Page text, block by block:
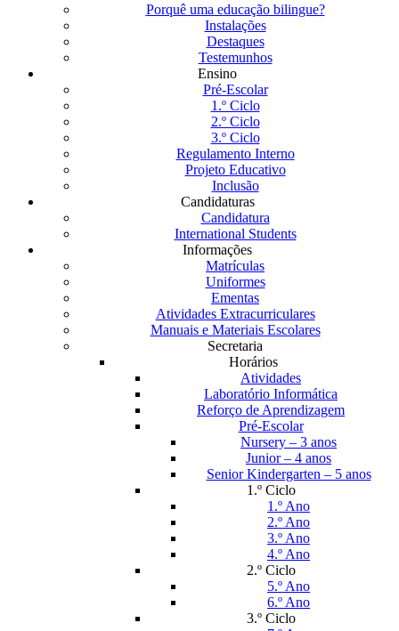
Porquê uma educação bilingue?
Instalações
Destaques
Testemunhos
Ensino
Pré-Escolar
1.º Ciclo
2.º Ciclo
3.º Ciclo
Regulamento Interno
Projeto Educativo
Inclusão
Candidaturas
Candidatura
International Students
Informações
Matrículas
Uniformes
Ementas
Atividades Extracurriculares
Manuais e Materiais Escolares
Secretaria
Horários
Atividades
Laboratório Informática
Reforço de Aprendizagem
Pré-Escolar
Nursery – 3 anos
Junior – 4 anos
Senior Kindergarten – 5 anos
1.º Ciclo
1.º Ano
2.º Ano
3.º Ano
4.º Ano
2.º Ciclo
5.º Ano
6.º Ano
3.º Ciclo